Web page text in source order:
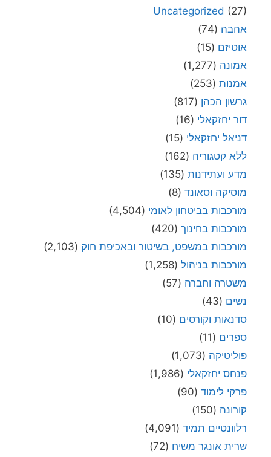
Uncategorized (27)
אהבה (74)
אוטיזם (15)
אמונה (1,277)
אמנות (253)
גרשון הכהן (817)
דור יחזקאלי (16)
דניאל יחזקאלי (15)
ללא קטגוריה (162)
מדע ועתידנות (135)
מוסיקה וסאונד (8)
מורכבות בביטחון לאומי (4,504)
מורכבות בחינוך (420)
מורכבות במשפט, בשיטור ובאכיפת חוק (2,103)
מורכבות בניהול (1,258)
משטרה וחברה (57)
נשים (43)
סדנאות וקורסים (10)
ספרים (11)
פוליטיקה (1,073)
פנחס יחזקאלי (1,986)
פרקי לימוד (90)
קורונה (150)
רלוונטיים תמיד (4,091)
שרית אונגר משיח (72)